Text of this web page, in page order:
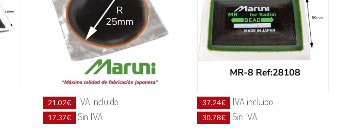
21.02€ IVA incluido
17.37€ Sin IVA
37.24€ IVA incluido
30.78€ Sin IVA